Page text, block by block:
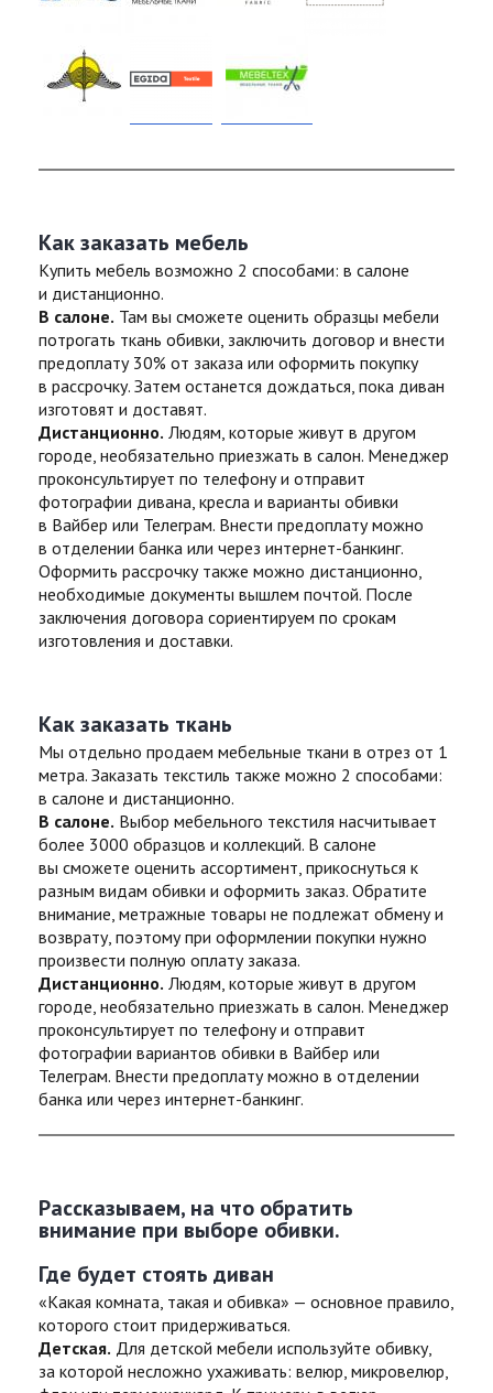
Как заказать мебель
Купить мебель возможно 2 способами: в салоне
и дистанционно.
В салоне. Там вы сможете оценить образцы мебели
потрогать ткань обивки, заключить договор и внести
предоплату 30% от заказа или оформить покупку
в рассрочку. Затем останется дождаться, пока диван
изготовят и доставят.
Дистанционно. Людям, которые живут в другом
городе, необязательно приезжать в салон. Менеджер
проконсультирует по телефону и отправит
фотографии дивана, кресла и варианты обивки
в Вайбер или Телеграм. Внести предоплату можно
в отделении банка или через интернет-банкинг.
Оформить рассрочку также можно дистанционно,
необходимые документы вышлем почтой. После
заключения договора сориентируем по срокам
изготовления и доставки.
Как заказать ткань
Мы отдельно продаем мебельные ткани в отрез от 1
метра. Заказать текстиль также можно 2 способами:
в салоне и дистанционно.
В салоне. Выбор мебельного текстиля насчитывает
более 3000 образцов и коллекций. В салоне
вы сможете оценить ассортимент, прикоснуться к
разным видам обивки и оформить заказ. Обратите
внимание, метражные товары не подлежат обмену и
возврату, поэтому при оформлении покупки нужно
произвести полную оплату заказа.
Дистанционно. Людям, которые живут в другом
городе, необязательно приезжать в салон. Менеджер
проконсультирует по телефону и отправит
фотографии вариантов обивки в Вайбер или
Телеграм. Внести предоплату можно в отделении
банка или через интернет-банкинг.
Рассказываем, на что обратить
внимание при выборе обивки.
Где будет стоять диван
«Какая комната, такая и обивка» — основное правило,
которого стоит придерживаться.
Детская. Для детской мебели используйте обивку,
за которой несложно ухаживать: велюр, микровелюр,